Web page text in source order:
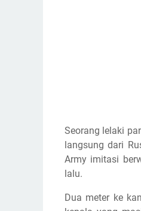
Seorang lelaki
langsung dari
Army imitasi
lalu.
Dua meter ke